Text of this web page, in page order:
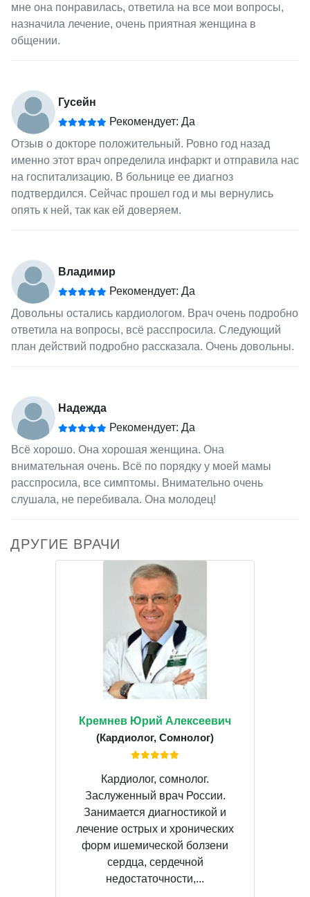
мне она понравилась, ответила на все мои вопросы,
назначила лечение, очень приятная женщина в
общении.
Гусейн
Рекомендует: Да
Отзыв о докторе положительный. Ровно год назад
именно этот врач определила инфаркт и отправила нас
на госпитализацию. В больнице ее диагноз
подтвердился. Сейчас прошел год и мы вернулись
опять к ней, так как ей доверяем.
Владимир
Рекомендует: Да
Довольны остались кардиологом. Врач очень подробно
ответила на вопросы, всё расспросила. Следующий
план действий подробно рассказала. Очень довольны.
Надежда
Рекомендует: Да
Всё хорошо. Она хорошая женщина. Она
внимательная очень. Всё по порядку у моей мамы
расспросила, все симптомы. Внимательно очень
слушала, не перебивала. Она молодец!
ДРУГИЕ ВРАЧИ
Кремнев Юрий Алексеевич
(Кардиолог, Сомнолог)
Кардиолог, сомнолог.
Заслуженный врач России.
Занимается диагностикой и
лечение острых и хронических
форм ишемической болзени
сердца, сердечной
недостаточности,...